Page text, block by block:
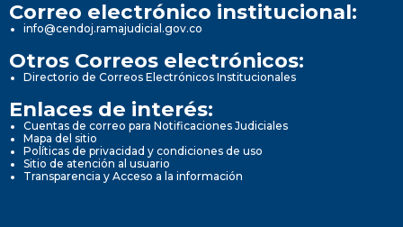
Correo electrónico institucional:
info@cendoj.ramajudicial.gov.co
Otros Correos electrónicos:
Directorio de Correos Electrónicos Institucionales
Enlaces de interés:
Cuentas de correo para Notificaciones Judiciales
Mapa del sitio
Políticas de privacidad y condiciones de uso
Sitio de atención al usuario
Transparencia y Acceso a la información